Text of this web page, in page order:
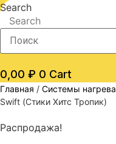
Search
Search
0,00 ₽ 0 Cart
Главная / Системы
Swift (Стики Хитс Тропик)
Распродажа!